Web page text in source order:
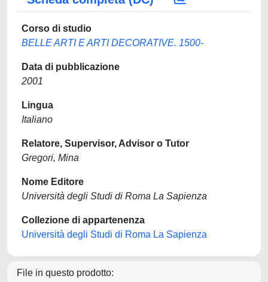
Corso di studio
BELLE ARTI E ARTI DECORATIVE. 1500-
Data di pubblicazione
2001
Lingua
Italiano
Relatore, Supervisor, Advisor o Tutor
Gregori, Mina
Nome Editore
Università degli Studi di Roma La Sapienza
Collezione di appartenenza
Università degli Studi di Roma La Sapienza
File in questo prodotto: